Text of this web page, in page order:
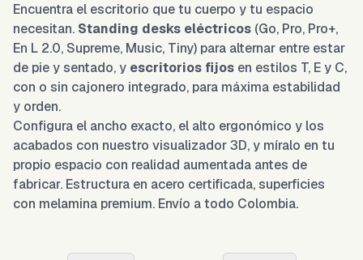
Encuentra el escritorio que tu cuerpo y tu espacio
necesitan. Standing desks eléctricos (Go, Pro, Pro+,
En L 2.0, Supreme, Music, Tiny) para alternar entre estar
de pie y sentado, y escritorios fijos en estilos T, E y C,
con o sin cajonero integrado, para máxima estabilidad
y orden.
Configura el ancho exacto, el alto ergonómico y los
acabados con nuestro visualizador 3D, y míralo en tu
propio espacio con realidad aumentada antes de
fabricar. Estructura en acero certificada, superficies
con melamina premium. Envío a todo Colombia.